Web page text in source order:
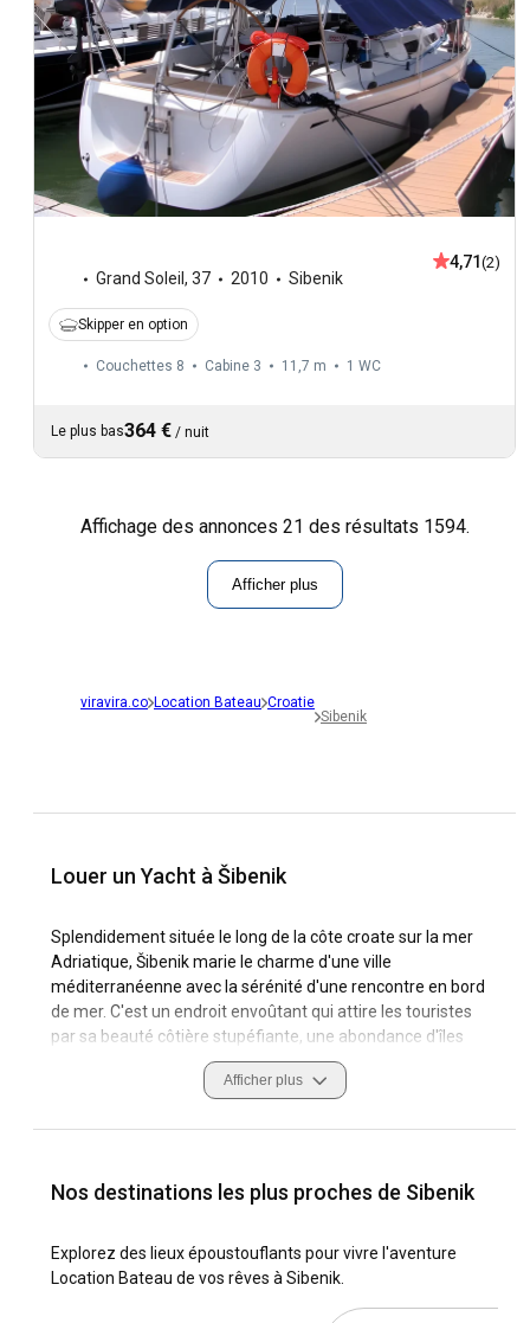
Grand Soleil , 37 2010 Sibenik
4,71 (2)
Skipper en option
Couchettes 8 Cabine 3 11,7 m 1 WC
Le plus bas364 € / nuit
Affichage des annonces 21 des résultats 1594.
Afficher plus
viravira.co Location Bateau Croatie
Sibenik
Louer un Yacht à Šibenik
Splendidement située le long de la côte croate sur la mer
Adriatique, Šibenik marie le charme d'une ville
méditerranéenne avec la sérénité d'une rencontre en bord
de mer. C'est un endroit envoûtant qui attire les touristes
par sa beauté côtière stupéfiante, une abondance d'îles
ensoleillées et un riche patrimoine culturel influencé par les
Romains, les Vénitiens et les Hongrois. Louer un yacht à
délicieuses et bien plus encore.
En tant que destination de navigation, Šibenik est
incomparable avec un labyrinthe de criques, de récifs et
navigation agréables, complétées par des marinas
modernes et des installations de ravitaillement pour yachts,
offrent un environnement approprié pour une aventure
Afficher plus
Nos destinations les plus proches de Sibenik
Explorez des lieux époustouflants pour vivre l'aventure
Location Bateau de vos rêves à Sibenik.